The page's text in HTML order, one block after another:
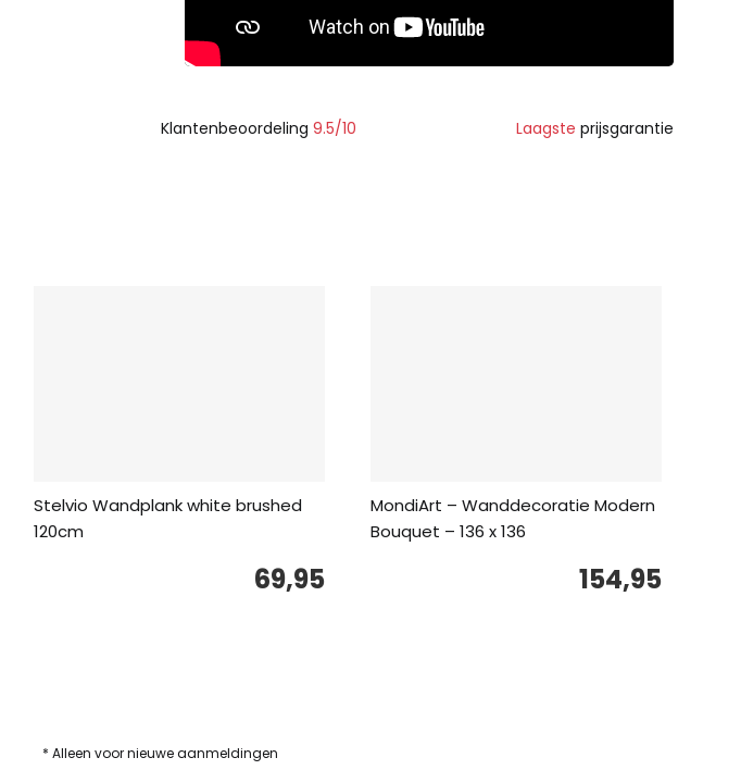
Klantenbeoordeling 9.5/10 Laagste prijsgarantie
Stelvio Wandplank white brushed
120cm
69,95
MondiArt – Wanddecoratie Modern
Bouquet – 136 x 136
154,95
* Alleen voor nieuwe aanmeldingen